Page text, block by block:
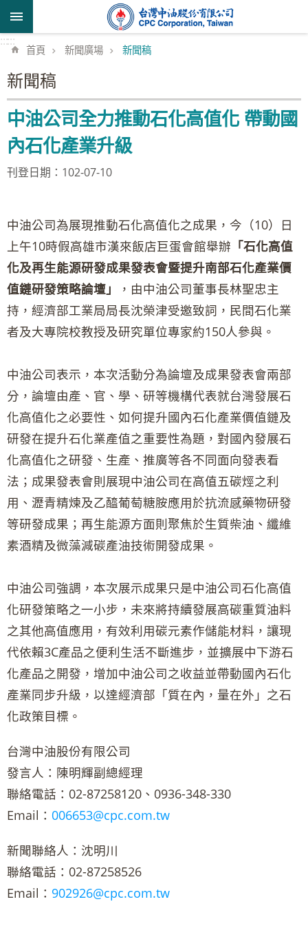
跳到主要內容區塊
::::::
首頁 新聞廣場 新聞稿
新聞稿
中油公司全力推動石化高值化 帶動國
內石化產業升級
刊登日期：102-07-10
中油公司為展現推動石化高值化之成果，今（10）日
上午10時假高雄市漢來飯店巨蛋會館舉辦 「石化高值
化及再生能源研發成果發表會暨提升南部石化產業價
值鏈研發策略論壇」
，由中油公司董事長林聖忠主
持，經濟部工業局局長沈榮津受邀致詞，民間石化業
者及大專院校教授及研究單位專家約150人參與。
中油公司表示，本次活動分為論壇及成果發表會兩部
分，論壇由產、官、學、研等機構代表就台灣發展石
化高值化之必要性、如何提升國內石化產業價值鏈及
研發在提升石化業產值之重要性為題，對國內發展石
化高值化之研發、生產、推廣等各不同面向發表看
法；成果發表會則展現中油公司在高值五碳烴之利
用、瀝青精煉及乙醯葡萄糖胺應用於抗流感藥物研發
等研發成果；再生能源方面則聚焦於生質柴油、纖維
素酒精及微藻減碳產油技術開發成果。
中油公司強調，本次展示成果只是中油公司石化高值
化研發策略之一小步，未來將持續發展高碳重質油料
之其他高值應用，有效利用碳元素作儲能材料，讓現
代依賴3C產品之便利生活不斷進步，並擴展中下游石
化產品之開發，增加中油公司之收益並帶動國內石化
產業同步升級，以達經濟部「質在內，量在外」之石
化政策目標。
台灣中油股份有限公司
發言人：陳明輝副總經理
聯絡電話：02-87258120、0936-348-330
Email： 006653@cpc.com.tw
新聞聯絡人：沈明川
聯絡電話：02-87258526
Email： 902926@cpc.com.tw